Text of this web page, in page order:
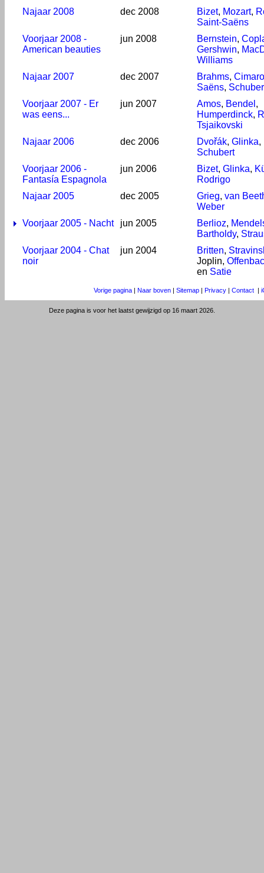
Najaar 2008 dec 2008 Bizet, Mozart,
Saint-Saëns
Voorjaar 2008 -
American beauties
jun 2008 Bernstein,
Gershwin,
Williams
Najaar 2007
dec 2007 Brahms,
Saëns,
Voorjaar 2007 - Er
was eens...
jun 2007 Amos, Bendel ,
Humperdinck,
Tsjaikovski
Najaar 2006
dec 2006 Dvořák, Glinka,
Schubert
Voorjaar 2006 -
Fantasía Espagnola
jun 2006 Bizet, Glinka,
Rodrigo
Najaar 2005
dec 2005 Grieg, van
Weber
Voorjaar 2005 - Nacht
jun 2005 Berlioz,
Bartholdy,
Voorjaar 2004 - Chat
noir
jun 2004 Britten,
Joplin,
en Satie
Vorige pagina| Naar boven| Sitemap| Privacy| Contact|
Deze pagina is voor het laatst gewijzigd op 16 maart 2026.